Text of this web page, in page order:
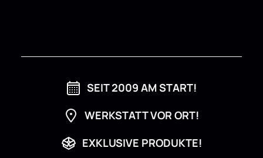
SEIT 2009 AM START!
WERKSTATT VOR ORT!
EXKLUSIVE PRODUKTE!